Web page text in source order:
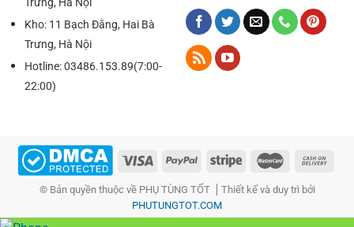
xương được thiết kế với khí hễ học tập kết phù hợp với các
lưỡi silicon rất chất lượng đc che than chì nano.
Trưng, Hà Nội
Kho: 11 Bạch Đằng, Hai Bà
Trưng, Hà Nội
Hotline: 03486.153.89(7:00-
22:00)
© Bản quyền thuộc về PHỤ TÙNG TỐT
Thiết kế và duy trì bởi
PHUTUNGTOT.COM